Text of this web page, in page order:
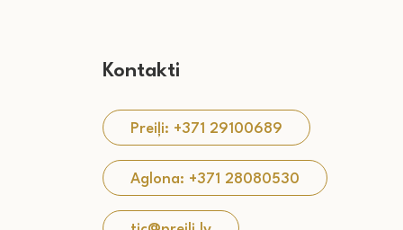
Kontakti
Preiļi: +371 29100689
Aglona: +371 28080530